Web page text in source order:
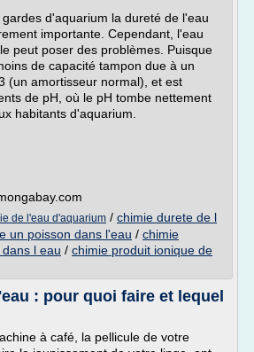
d'aquarium la dureté de l'eau
importante. Cependant, l'eau
peut poser des problèmes. Puisque
de capacité tampon due à un
(un amortisseur normal), et est
de pH, où le pH tombe nettement
habitants d'aquarium.
de l'eau d'aquarium / chimie durete de l
un poisson dans l'eau / chimie
l eau / chimie produit ionique de
: pour quoi faire et lequel
à café, la pellicule de votre